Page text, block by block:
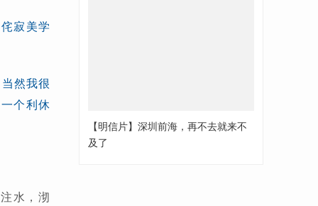
寂美学
然我很
个利休
水，沏
【明信片】深圳前海，再不去就来不
及了